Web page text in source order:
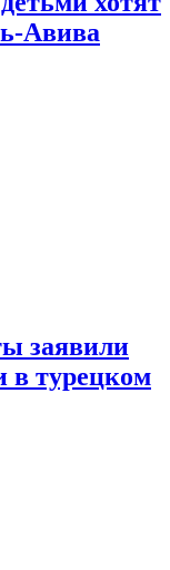
Авива
заявили
в турецком